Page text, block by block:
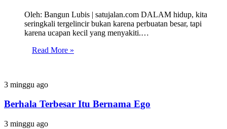
Oleh: Bangun Lubis | satujalan.com DALAM hidup, kita
seringkali tergelincir bukan karena perbuatan besar, tapi
karena ucapan kecil yang menyakiti.…
Read More »
Berhala
Itu
Ego
3 minggu ago
Berhala Terbesar Itu Bernama Ego
Meraih
3 minggu ago